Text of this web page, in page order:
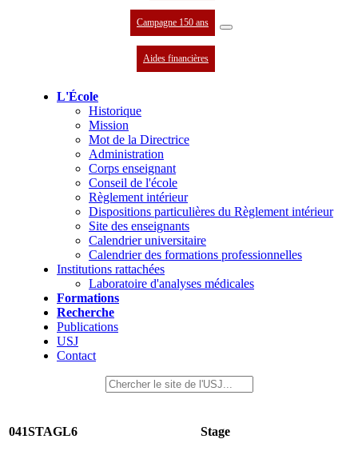
Campagne 150 ans
Aides financières
L'École
Historique
Mission
Mot de la Directrice
Administration
Corps enseignant
Conseil de l'école
Règlement intérieur
Dispositions particulières du Règlement intérieur
Site des enseignants
Calendrier universitaire
Calendrier des formations professionnelles
Institutions rattachées
Laboratoire d'analyses médicales
Formations
Recherche
Publications
USJ
Contact
041STAGL6 Stage